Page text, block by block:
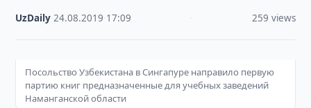
UzDaily ·24.08.2019 17:09 259 views
Посольство Узбекистана в Сингапуре направило первую
партию книг предназначенные для учебных заведений
Наманганской области